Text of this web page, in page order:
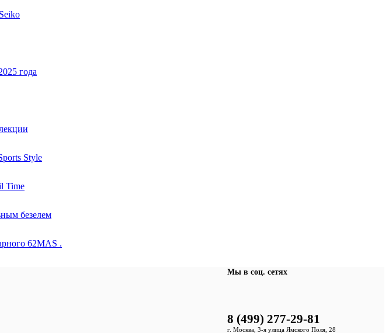
Мы в соц. сетях
8 (499) 277-29-81
г. Москва, 3-я улица Ямского Поля, 28